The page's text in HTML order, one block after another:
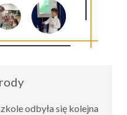
odbyła się kolejna